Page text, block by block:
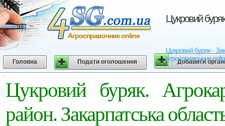
Цукровий
Цукровий буряк -
агросправочник
Агросправочник online
Головна Подати оголошення Добавити
Цукровий буряк.
район. Закарпатська